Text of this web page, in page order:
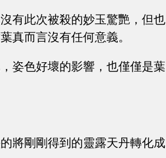
有此次被殺的妙玉驚艷，但也
真而言沒有任何意義。
姿色好壞的影響，也僅僅是葉
將剛剛得到的靈露天丹轉化成